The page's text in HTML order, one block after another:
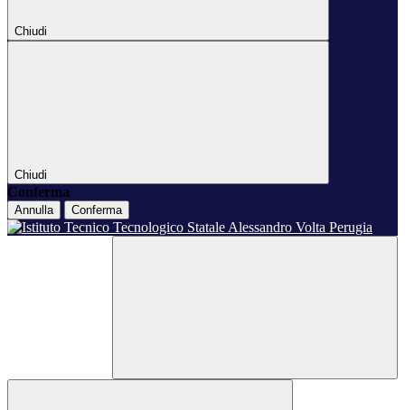
Chiudi
Chiudi
Conferma
Annulla Conferma